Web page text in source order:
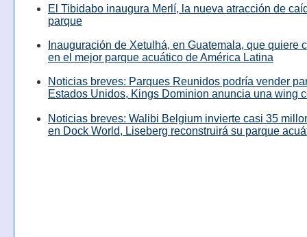
El Tibidabo inaugura Merlí, la nueva atracción de
parque
Inauguración de Xetulhá, en Guatemala, que quiere
en el mejor parque acuático de América Latina
Noticias breves: Parques Reunidos podría vender
Estados Unidos, Kings Dominion anuncia una wing
Noticias breves: Walibi Belgium invierte casi 35
en Dock World, Liseberg reconstruirá su parque